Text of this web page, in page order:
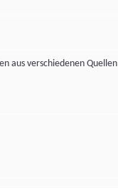
aus verschiedenen Quellen